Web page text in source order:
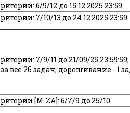
6/9/12 до 15.12.2025 23:59
7/10/13 до 24.12.2025 23:59
7/9/11 до 21/09/25
все 26 задач; дорешивание - 1
[M-ZA]: 6/7/9 до 25/10